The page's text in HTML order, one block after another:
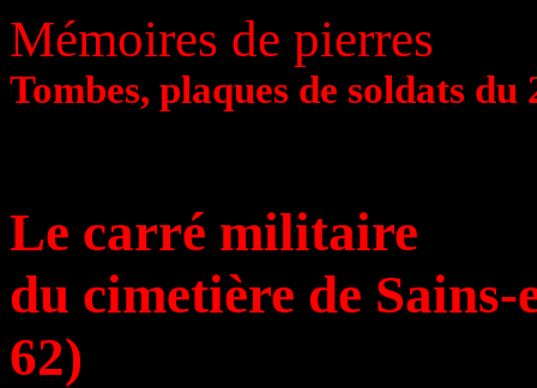
Mémoires de pierres
Tombes, plaques de soldats du
Le carré militaire
du cimetière de
62)